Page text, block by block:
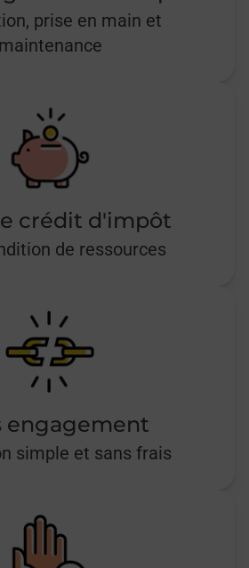
prise en main et
maintenance
crédit d'impôt
de ressources
engagement
simple et sans frais